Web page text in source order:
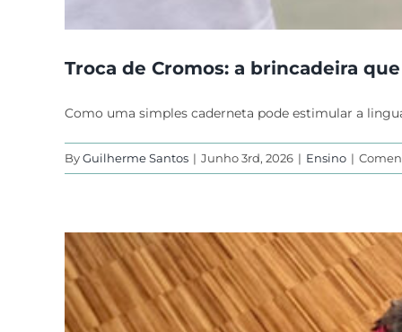
Troca de Cromos: a brincadeira
Como uma simples caderneta pode estimular a
ByGuilherme Santos | Junho 3rd, 2026 | Ensino |